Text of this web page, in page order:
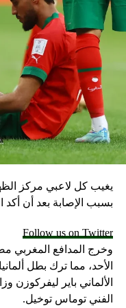
قبل يوم الخميس، الذي
بتنظيم البطولة.
RELATED TOPICS:
UP
“الاستثمار” في
DON'T MISS
“حوار ساخن” يكشف
وبوغبا
يغيب كل لاعبي مركز
بسبب الإصابة بعد أن أكد
Follow us on Twitter
الألماني باير ليفركوزن
الفني توماس توخيل.